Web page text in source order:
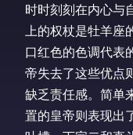
时时刻刻在内心与
上的权杖是牡羊
口红色的色调代表
帝失去了这些优点
缺乏责任感。简单
置的皇帝则表现出